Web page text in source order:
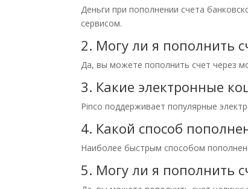
Деньги при пополнении счета
сервисом.
2. Могу ли я пополнить
Да, вы можете пополнить счет через
3. Какие электронные
Pinco поддерживает популярные
4. Какой способ
Наиболее быстрым способом
5. Могу ли я пополнить